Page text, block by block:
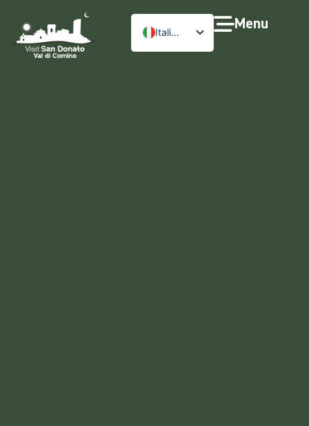
Italiano
Menu